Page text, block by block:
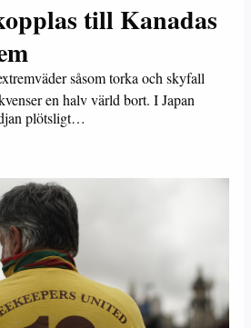
till Kanadas
såsom torka och skyfall
en halv värld bort. I Japan
plötsligt…